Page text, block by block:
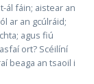
ál fáin; aistear an
ar an gcúlráid;
agus fiú
ort? Scéilíní
beaga an tsaoil i